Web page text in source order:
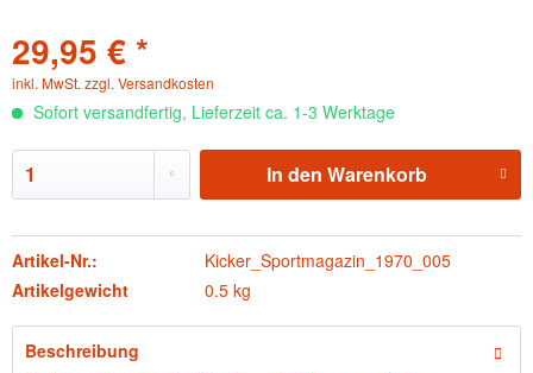
29,95 € *
inkl. MwSt. zzgl. Versandkosten
Sofort versandfertig, Lieferzeit ca. 1-3 Werktage
In den Warenkorb
Artikel-Nr.:
Kicker_Sportmagazin_1970_005
Artikelgewicht
0.5 kg
Beschreibung